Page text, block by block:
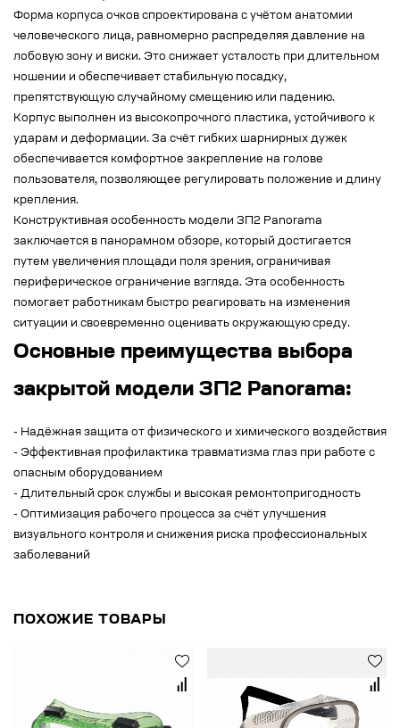
Форма корпуса очков спроектирована с учётом анатомии
человеческого лица, равномерно распределяя давление на
лобовую зону и виски. Это снижает усталость при длительном
ношении и обеспечивает стабильную посадку,
препятствующую случайному смещению или падению.
Корпус выполнен из высокопрочного пластика, устойчивого к
ударам и деформации. За счёт гибких шарнирных дужек
обеспечивается комфортное закрепление на голове
пользователя, позволяющее регулировать положение и длину
крепления.
Конструктивная особенность модели ЗП2 Panorama
заключается в панорамном обзоре, который достигается
путем увеличения площади поля зрения, ограничивая
периферическое ограничение взгляда. Эта особенность
помогает работникам быстро реагировать на изменения
ситуации и своевременно оценивать окружающую среду.
Основные преимущества выбора
закрытой модели ЗП2 Panorama:
- Надёжная защита от физического и химического воздействия
- Эффективная профилактика травматизма глаз при работе с
опасным оборудованием
- Длительный срок службы и высокая ремонтопригодность
- Оптимизация рабочего процесса за счёт улучшения
визуального контроля и снижения риска профессиональных
заболеваний
ПОХОЖИЕ ТОВАРЫ